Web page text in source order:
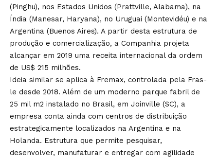
(Pinghu), nos Estados Unidos (Prattville, Alabama), na
Índia (Manesar, Haryana), no Uruguai (Montevidéu) e na
Argentina (Buenos Aires). A partir desta estrutura de
produção e comercialização, a Companhia projeta
alcançar em 2019 uma receita internacional da ordem
de US$ 215 milhões.
Ideia similar se aplica à Fremax, controlada pela Fras-
le desde 2018. Além de um moderno parque fabril de
25 mil m2 instalado no Brasil, em Joinville (SC), a
empresa conta ainda com centros de distribuição
estrategicamente localizados na Argentina e na
Holanda. Estrutura que permite pesquisar,
desenvolver, manufaturar e entregar com agilidade